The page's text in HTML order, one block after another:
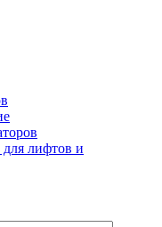
лифтов и